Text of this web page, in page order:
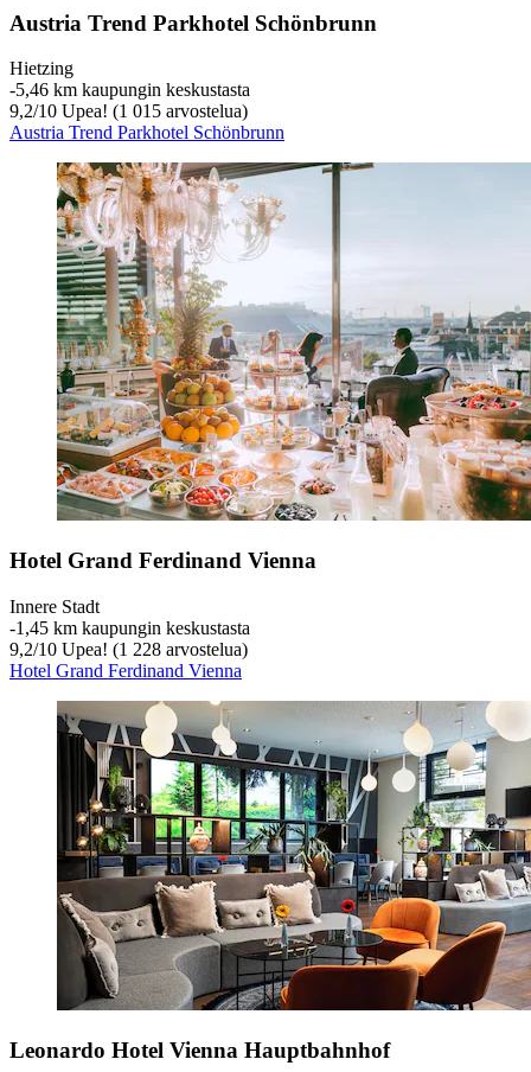
Austria Trend Parkhotel Schönbrunn
Hietzing
‐5,46 km kaupungin keskustasta
9,2/10 Upea! (1 015 arvostelua)
Austria Trend Parkhotel Schönbrunn
Hotel Grand Ferdinand Vienna
Innere Stadt
‐1,45 km kaupungin keskustasta
9,2/10 Upea! (1 228 arvostelua)
Hotel Grand Ferdinand Vienna
Leonardo Hotel Vienna Hauptbahnhof